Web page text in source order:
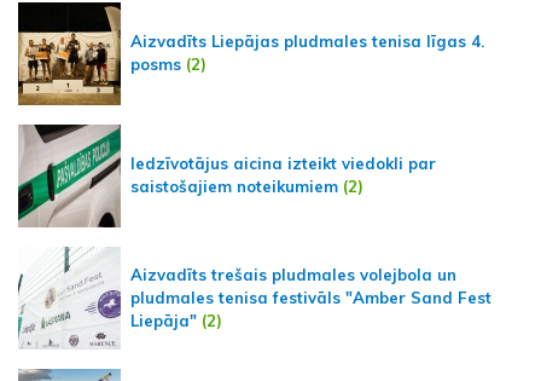
Aizvadīts Liepājas pludmales tenisa līgas 4.
posms (2)
Iedzīvotājus aicina izteikt viedokli par
saistošajiem noteikumiem (2)
Aizvadīts trešais pludmales volejbola un
pludmales tenisa festivāls "Amber Sand Fest
Liepāja" (2)